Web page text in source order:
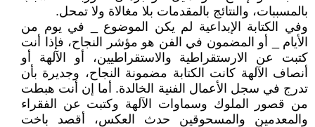
بالمسببات، والنتائج بالمقدمات بلا مغالاة ولا تمحل.
وفي الكتابة الإبداعية لم يكن الموضوع _ في يوم من
الأيام _ أو المضمون في الفن هو مؤشر النجاح، فإذا أنت
كتبت عن الارستقراطية والاستقراطيين، أو الآلهة أو
أنصاف الآلهة كانت الكتابة مضمونة النجاح، وجديرة بأن
تدرج في سجل الأعمال الفنية الخالدة. أما إن أنت هبطت
من قصور الملوك وسماوات الآلهة وكتبت عن الفقراء
والمعدمين والمسحوقين حدث العكس، أقصد باخت